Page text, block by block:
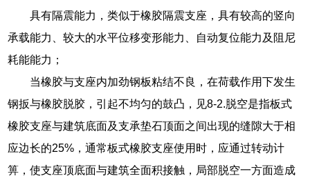
具有隔震能力，类似于橡胶隔震支座，具有较高的竖向
承载能力、较大的水平位移变形能力、自动复位能力及阻尼
耗能能力；
当橡胶与支座内加劲钢板粘结不良，在荷载作用下发生
钢扳与橡胶脱胶，引起不均匀的鼓凸，见8-2.脱空是指板式
橡胶支座与建筑底面及支承垫石顶面之间出现的缝隙大于相
应边长的25%，通常板式橡胶支座使用时，应通过转动计
箅，使支座顶底面与建筑全面积接触，局部脱空一方面造成